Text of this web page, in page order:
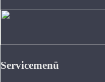
Servicemenü